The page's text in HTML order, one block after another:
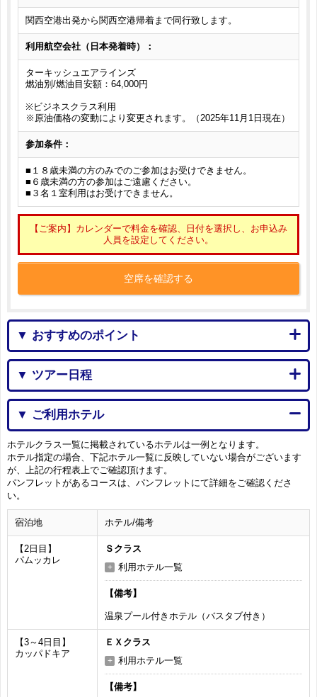
関西空港出発から関西空港帰着まで同行致します。
利用航空会社（日本発着時）：
ターキッシュエアラインズ
燃油別/燃油目安額：64,000円
※ビジネスクラス利用
※原油価格の変動により変更されます。（2025年11月1日現在）
参加条件：
■１８歳未満の方のみでのご参加はお受けできません。
■６歳未満の方の参加はご遠慮ください。
■３名１室利用はお受けできません。
【ご案内】カレンダーで料金を確認、日付を選択し、お申込み
人員を設定してください。
空席を確認する
▼ おすすめのポイント
▼ ツアー日程
▼ ご利用ホテル
ホテルクラス一覧に掲載されているホテルは一例となります。
ホテル指定の場合、下記ホテル一覧に反映していない場合がございます
が、上記の行程表上でご確認頂けます。
パンフレットがあるコースは、パンフレットにて詳細をご確認くださ
い。
宿泊地 ホテル/備考
【2日目】
パムッカレ
Ｓクラス
利用ホテル一覧
【備考】
温泉プール付きホテル（バスタブ付き）
【3～4日目】
カッパドキア
ＥＸクラス
利用ホテル一覧
【備考】